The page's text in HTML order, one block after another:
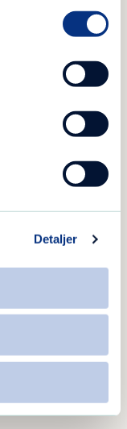
Detaljer